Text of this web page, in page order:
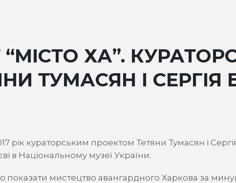
“МІСТО ХА”.
ТУМАСЯН І СЕРГІЯ
рік кураторським проектом Тетяни Тумасян і
в Національному музеї України.
мистецтво авангардного Харкова за